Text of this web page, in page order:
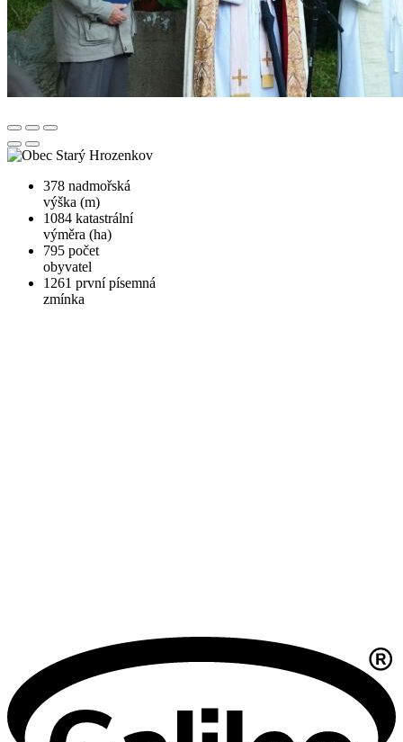
378 nadmořská
výška (m)
1084 katastrální
výměra (ha)
795 počet
obyvatel
1261 první písemná
zmínka